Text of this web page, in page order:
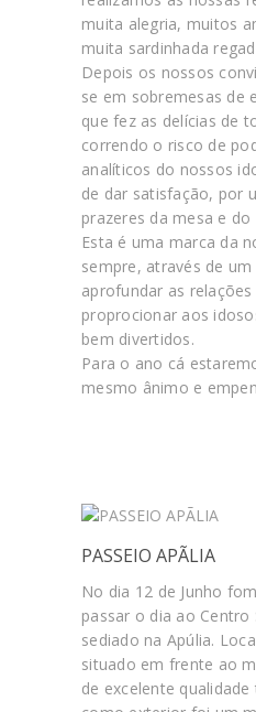
muita alegria, muitos
muita sardinhada
Depois os nossos
se em sobremesas de
que fez as delícias de
correndo o risco de
analíticos do nossos
de dar satisfação, por
prazeres da mesa e do
Esta é uma marca da
sempre, através de
aprofundar as
proprocionar aos
bem divertidos.
Para o ano cá
mesmo ânimo e
PASSEIO APÃLIA
No dia 12 de Junho
passar o dia ao Centro
sediado na Apúlia.
situado em frente ao
de excelente